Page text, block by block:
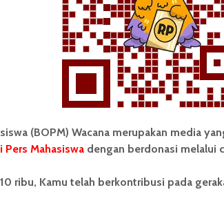
KOMPAS USU Tanam
Mangrove di Wilayah
Redaksi 11 Juli 2025 2 menit
merupakan pers mahasiswa
(BOPM) Wacana merupakan media
Mahasiswadengan berdonasi melalui
ribu, Kamu telah berkontribusi pada